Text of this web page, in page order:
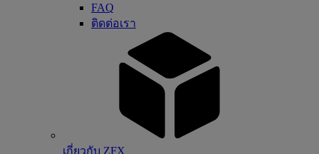
FAQ
ติดต่อเรา
เกี่ยวกับ ZFX